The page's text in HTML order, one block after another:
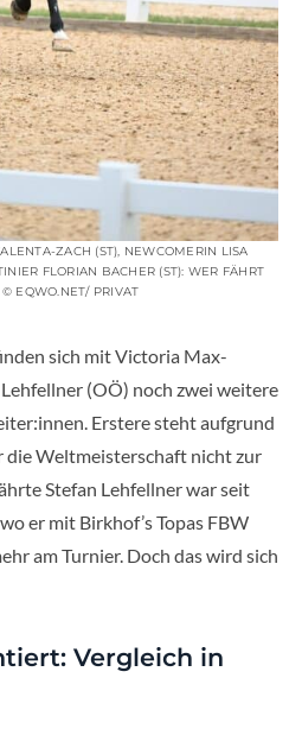
ZACH (ST), NEWCOMERIN LISA
FLORIAN BACHER (ST): WER FÄHRT
EQWO.NET/ PRIVAT
sich mit Victoria Max-
(OÖ) noch zwei weitere
Erstere steht aufgrund
die Weltmeisterschaft nicht zur
Stefan Lehfellner war seit
er mit Birkhof’s Topas FBW
am Turnier. Doch das wird sich
Vergleich in